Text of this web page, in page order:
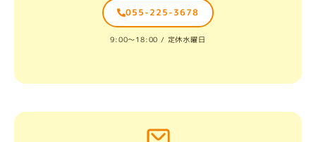
055-225-3678
9:00〜18:00 / 定休水曜日